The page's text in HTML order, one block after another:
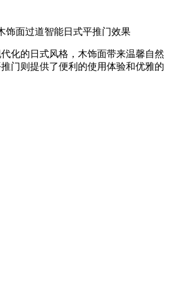
饰面过道智能日式平推门效果
化的日式风格，木饰面带来温馨自然
门则提供了便利的使用体验和优雅的